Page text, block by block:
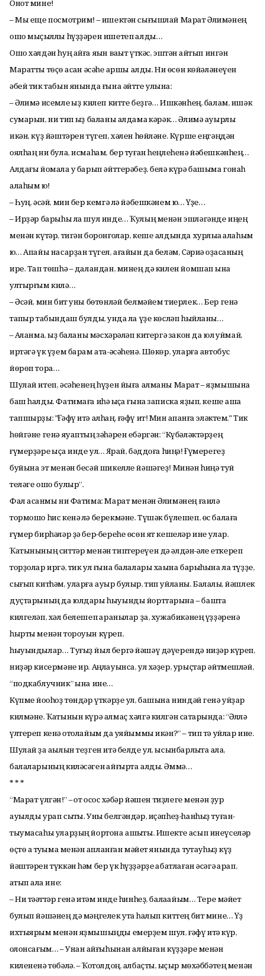
Онот мине!
– Мы еще посмотрим! – ишектән сығышлай Марат Әлимәнең
ошо мыҫҡыллы һүҙҙәрен ишетеп ҡалды…
Ошо хәлдән һуң айға яҡын ваҡыт үткәс, эштән ҡайтып ингән
Маратты төҫө ҡасҡан әсәһе ҡаршы алды. Ни өсөн көйәләнеүен
әбей тик табын янында ғына әйтте улына:
– Әлимә исемле ҡыҙ килеп китте беҙгә… Ишкәнһең, балам, ишәк
сумарын, ни тип ҡыҙ баланы алдамаҡ кәрәк… Әлимә ауырлы
икән, күҙ йәштәрен түгеп, хәлен һөйләне. Күрше еңгәңдән
оялһаң ни була, исмаһам, бер туған һеңлеһенә йәбешкәнһең…
Алдағы йомала уҡ барып әйттерәбеҙ, белә күрә башыма гонаһ
алаһым юҡ!
– Һуң, әсәй, мин бер кемгә лә йәбешкәнем юҡ… Үҙе…
– Ирҙәр барыһы ла шул инде… Ҡулың менән эшләгәнде иңең
менән күтәр, тигән боронғолар, кеше алдында хурлыҡҡа ҡалаһым
юҡ… Апайы насарҙан түгел, ағайын да беләм, Сәриә ҡоҙасаның
ире. Тап төшһә – даландан, минең дә килен йомшап ҡына
ултырғым килә…
– Әсәй, мин бит уны бөтөнләй белмәйем тиерлек… Бер генә
тапҡыр табындаш булдыҡ, унда ла үҙе көсләп һыйланы…
– Аҡланма, ҡыҙ баланы мәсхәрәләп китергә закон да юл ҡуймай,
иртәгә үк үҙем барам ата-әсәһенә. Шөкөр, уларға автобус
йөрөп тора…
Шулай итеп, әсәһенең һүҙен йыға алманы Марат – яҙмышына
баш һалды. Фатимаға иһә ҡыҫҡа ғына записка яҙып, кеше аша
тапшырҙы: "Ғәфү итә алһаң, ғәфү ит! Мин ҡапҡанға эләктем." Тик
һөйгәне генә яуаптың зәһәрен ебәргән: “Күбәләктәрҙең
ғүмерҙәре ҡыҫҡа инде ул… Ярай, бәддоға һиңә! Ғүмерегеҙ
буйына эт менән бесәй шикелле йәшәгеҙ! Минән һиңә туй
теләге ошо булыр”.
Фал асҡанмы ни Фатима: Марат менән Әлимәнең ғаилә
тормошо һис кенә лә берекмәне. Түшәк бүлешеп, өс балаға
ғүмер бирһәләр ҙә бер-береһе өсөн ят кешеләр ине улар.
Ҡатынының ситтәр менән типтереүен дә әлдән-әле еткереп
торҙолар иргә, тик ул ғына балалары хаҡына барыһына ла түҙҙе,
сығып китһәм, уларға ауыр булыр, тип уйланы. Балалыҡ, йәшлек
дуҫтарының да юлдары һыуынды йорттарына – башта
килгеләп, хәл белешеп ҡаранылар ҙа, хужабикәнең үҙҙәренә
һырты менән тороуын күреп,
һыуындылар… Туғыҙ йыл бергә йәшәү дәүерендә ниҙәр күреп,
ниҙәр кисермәне ир. Аңлауынса, ул хәҙер, урыҫтар әйтмешләй,
“подкаблучник” ҡына ине…
Күпме йоҡоһоҙ төндәр үткәрҙе ул, башына ниндәй генә уйҙар
килмәне. Ҡатынын күрә алмаҫ хәлгә килгән саҡтарында: “Әллә
үлтереп кенә ҡотолайым да ҡуяйыммы икән?” – тип тә уйлар ине.
Шулай ҙа аҡылын теҙген итә белде ул, ысынбарлыҡта ҡала,
балаларының киләсәген ҡайғырта алды. Әммә…
* * *
“Марат үлгән!” – ҡот осҡос хәбәр йәшен тиҙлеге менән ҙур
ауылды урап сыҡты. Уны белгәндәр, иҫәпһеҙ-һанһыҙ туған-
тыумасаһы уларҙың йортона ашыҡты. Ишекте асып инеүселәр
өҫтө аҡ туҡыма менән ҡапланған мәйет янында туҡтауһыҙ күҙ
йәштәрен түккән һәм бер үк һүҙҙәрҙе ҡабатлаған әсәгә ҡарап,
ҡатып ҡала ине:
– Ни тәҡәттәр генә итәм инде һинһеҙ, балаҡайым… Тере мәйет
булып йәшәнең дә мәңгелек утҡа һалып киттең бит мине… Үҙ
ихтыярым менән яҙмышыңды емерҙем шул, ғәфү итә күр,
ҡолонсағым… – Унан ҡайғыһынан алйыған күҙҙәре менән
килененә төбәлә. – Ҡотолдоң, албаҫты, ҡыҫыр мөхәббәтең менән